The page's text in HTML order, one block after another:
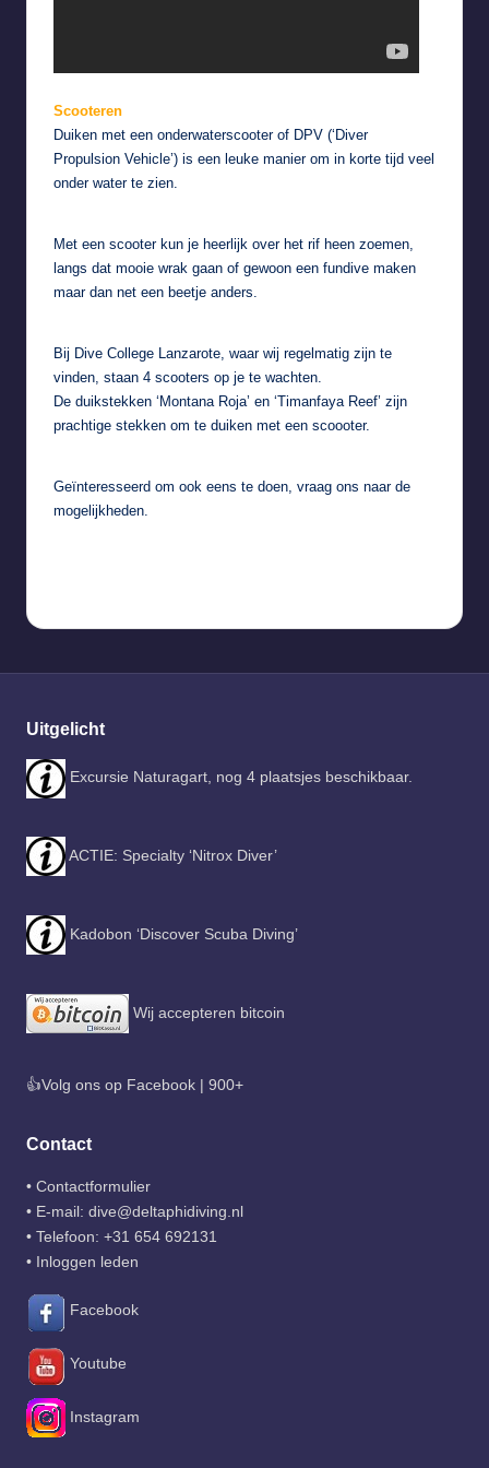
Scooteren
Duiken met een onderwaterscooter of DPV (‘Diver
Propulsion Vehicle’) is een leuke manier om in korte tijd veel
onder water te zien.
Met een scooter kun je heerlijk over het rif heen zoemen,
langs dat mooie wrak gaan of gewoon een fundive maken
maar dan net een beetje anders.
Bij Dive College Lanzarote , waar wij regelmatig zijn te
vinden, staan 4 scooters op je te wachten.
De duikstekken ‘Montana Roja’ en ‘Timanfaya Reef’ zijn
prachtige stekken om te duiken met een scoooter.
Geïnteresseerd om ook eens te doen, vraag ons naar de
mogelijkheden.
Uitgelicht
Excursie Naturagart, nog 4 plaatsjes beschikbaar.
ACTIE: Specialty ‘Nitrox Diver’
Kadobon ‘Discover Scuba Diving’
Wij accepteren bitcoin
👍Volg ons op Facebook | 900+
Contact
• Contactformulier
• E-mail: dive@deltaphidiving.nl
• Telefoon: +31 654 692131
• Inloggen leden
Facebook
Youtube
Instagram